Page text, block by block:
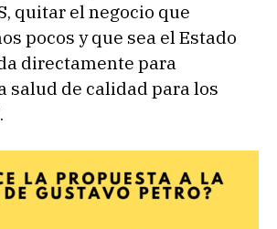
quitar el negocio que
pocos y que sea el Estado
directamente para
salud de calidad para los